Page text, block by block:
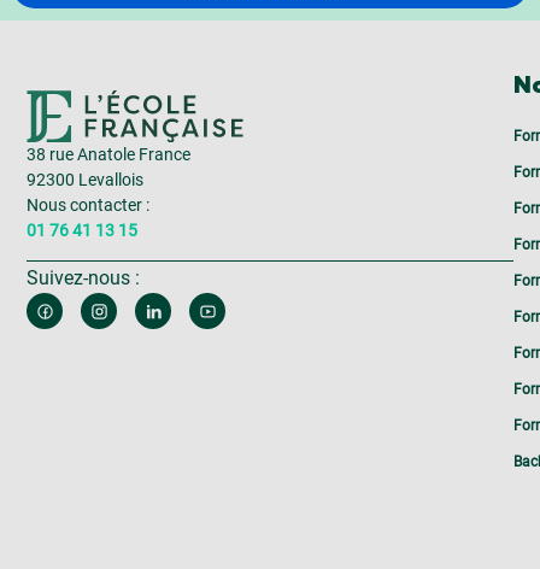
38 rue Anatole France
92300 Levallois
Nous contacter :
01 76 41 13 15
Suivez-nous :